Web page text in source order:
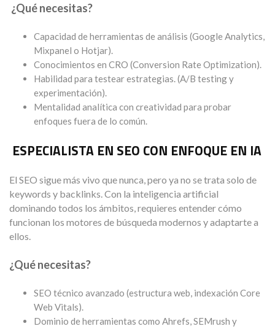
¿Qué necesitas?
Capacidad de herramientas de análisis (Google Analytics,
Mixpanel o Hotjar).
Conocimientos en CRO (Conversion Rate Optimization).
Habilidad para testear estrategias. (A/B testing y
experimentación).
Mentalidad analítica con creatividad para probar
enfoques fuera de lo común.
ESPECIALISTA EN SEO CON ENFOQUE EN IA
El SEO sigue más vivo que nunca, pero ya no se trata solo de
keywords y backlinks. Con la inteligencia artificial
dominando todos los ámbitos, requieres entender cómo
funcionan los motores de búsqueda modernos y adaptarte a
ellos.
¿Qué necesitas?
SEO técnico avanzado (estructura web, indexación Core
Web Vitals).
Dominio de herramientas como Ahrefs, SEMrush y